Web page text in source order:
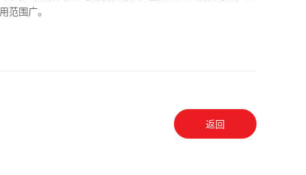
范围广。
返回